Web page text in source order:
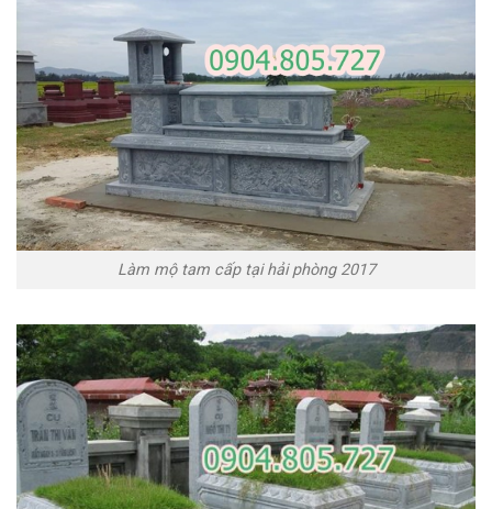
Làm mộ tam cấp tại hải phòng 2017